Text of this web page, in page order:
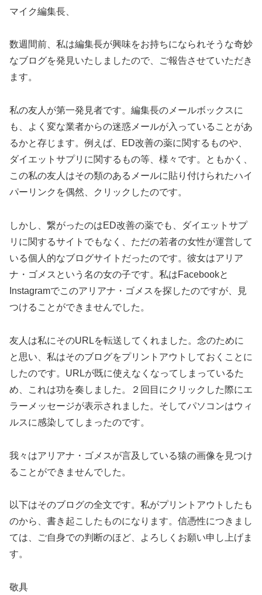
マイク編集長、
数週間前、私は編集長が興味をお持ちになられそうな奇妙
なブログを発見いたしましたので、ご報告させていただき
ます。
私の友人が第一発見者です。編集長のメールボックスに
も、よく変な業者からの迷惑メールが入っていることがあ
るかと存じます。例えば、ED改善の薬に関するものや、
ダイエットサプリに関するもの等、様々です。ともかく、
この私の友人はその類のあるメールに貼り付けられたハイ
パーリンクを偶然、クリックしたのです。
しかし、繋がったのはED改善の薬でも、ダイエットサプ
リに関するサイトでもなく、ただの若者の女性が運営して
いる個人的なブログサイトだったのです。彼女はアリア
ナ・ゴメスという名の女の子です。私はFacebookと
Instagramでこのアリアナ・ゴメスを探したのですが、見
つけることができませんでした。
友人は私にそのURLを転送してくれました。念のために
と思い、私はそのブログをプリントアウトしておくことに
したのです。URLが既に使えなくなってしまっているた
め、これは功を奏しました。２回目にクリックした際にエ
ラーメッセージが表示されました。そしてパソコンはウィ
ルスに感染してしまったのです。
我々はアリアナ・ゴメスが言及している猿の画像を見つけ
ることができませんでした。
以下はそのブログの全文です。私がプリントアウトしたも
のから、書き起こしたものになります。信憑性につきまし
ては、ご自身での判断のほど、よろしくお願い申し上げま
す。
敬具